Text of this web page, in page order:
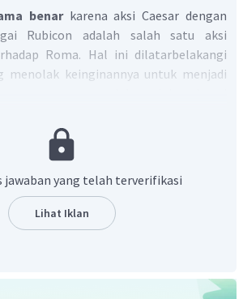
benarkarena aksi Caesar dengan
Rubicon adalah salah satu aksi
Roma. Hal ini dilatarbelakangi
menolak keinginannya untuk menjadi
benar.Pompeius yang merupakan
ingin Caesar turun dari jabatannya
yang akan segera berakhir justru
diri sebagai Konsul. Keinginan ini
Senat. Penolakan ini didasari oleh
tepat adalah A.
jawaban yang telah terverifikasi
Lihat Iklan